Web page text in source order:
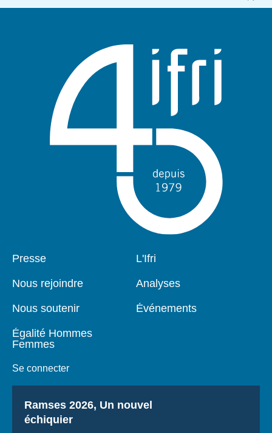
Pied
Presse
Nous rejoindre
Nous soutenir
Égalité Hommes
Femmes
Se connecter
Navigation
L'Ifri
Analyses
Événements
Titre
Ramses 2026, Un nouvel
échiquier